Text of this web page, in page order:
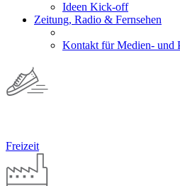
Ideen Kick-off
Zeitung, Radio & Fernsehen
Kontakt für Medien- und
Freizeit